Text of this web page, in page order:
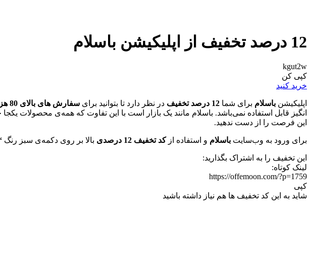
12 درصد تخفیف از اپلیکیشن باسلام
kgut2w
کپی کن
خرید کنید
اپلیکیشن باسلام برای شما 12 درصد تخفیف در نظر دارد تا بتوانید برای سفارش های بالای 80 هزار تومانی
انگیز قابل استفاده نمی‌باشد. باسلام مانند یک بازار است با این تفاوت که همه‌ی محصولات
این فرصت را از دست ندهید.
برای ورود به وب‌سایت باسلام و استفاده ازکد تخفیف 12 درصدی بالا بر روی دکمه‌ی سبز رنگ
این تخفیف را به اشتراک بگذارید:
لینک کوتاه:
https://offemoon.com/?p=1759
کپی
شاید به این کد تخفیف ها هم نیاز داشته باشید